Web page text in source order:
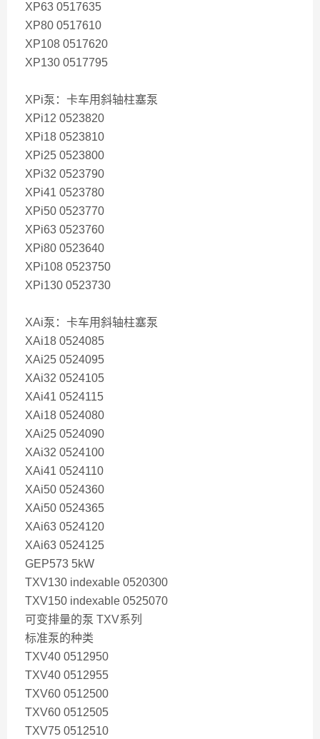
XP63 0517635
XP80 0517610
XP108 0517620
XP130 0517795
XPi泵：卡车用斜轴柱塞泵
XPi12 0523820
XPi18 0523810
XPi25 0523800
XPi32 0523790
XPi41 0523780
XPi50 0523770
XPi63 0523760
XPi80 0523640
XPi108 0523750
XPi130 0523730
XAi泵：卡车用斜轴柱塞泵
XAi18 0524085
XAi25 0524095
XAi32 0524105
XAi41 0524115
XAi18 0524080
XAi25 0524090
XAi32 0524100
XAi41 0524110
XAi50 0524360
XAi50 0524365
XAi63 0524120
XAi63 0524125
GEP573 5kW
TXV130 indexable 0520300
TXV150 indexable 0525070
可变排量的泵 TXV系列
标准泵的种类
TXV40 0512950
TXV40 0512955
TXV60 0512500
TXV60 0512505
TXV75 0512510